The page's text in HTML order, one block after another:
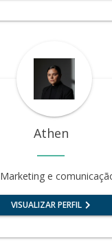
Athen
Marketing e
VISUALIZAR PERFIL